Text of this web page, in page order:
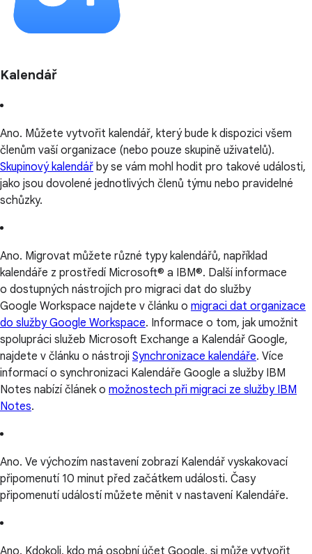
Kalendář
Ano. Můžete vytvořit kalendář, který bude k dispozici všem
členům vaší organizace (nebo pouze skupině uživatelů).
Skupinový kalendář by se vám mohl hodit pro takové události,
jako jsou dovolené jednotlivých členů týmu nebo pravidelné
schůzky.
Ano. Migrovat můžete různé typy kalendářů, například
kalendáře z prostředí Microsoft® a IBM®. Další informace
o dostupných nástrojích pro migraci dat do služby
Google Workspace najdete v článku o migraci dat organizace
do služby Google Workspace. Informace o tom, jak umožnit
spolupráci služeb Microsoft Exchange a Kalendář Google,
najdete v článku o nástroji Synchronizace kalendáře. Více
informací o synchronizaci Kalendáře Google a služby IBM
Notes nabízí článek o možnostech při migraci ze služby IBM
Notes.
Ano. Ve výchozím nastavení zobrazí Kalendář vyskakovací
připomenutí 10 minut před začátkem události. Časy
připomenutí událostí můžete měnit v nastavení Kalendáře.